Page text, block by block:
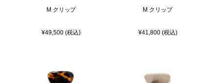
M クリップ
¥49,500 (税込)
M クリップ
¥41,800 (税込)